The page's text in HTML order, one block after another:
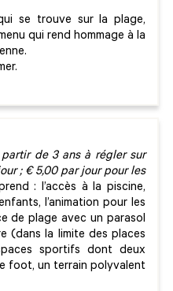
se trouve sur la plage,
qui rend hommage à la
de 3 ans à régler sur
; € 5,00 par jour pour les
: l’accès à la piscine,
l’animation pour les
de plage avec un parasol
(dans la limite des places
sportifs dont deux
foot, un terrain polyvalent